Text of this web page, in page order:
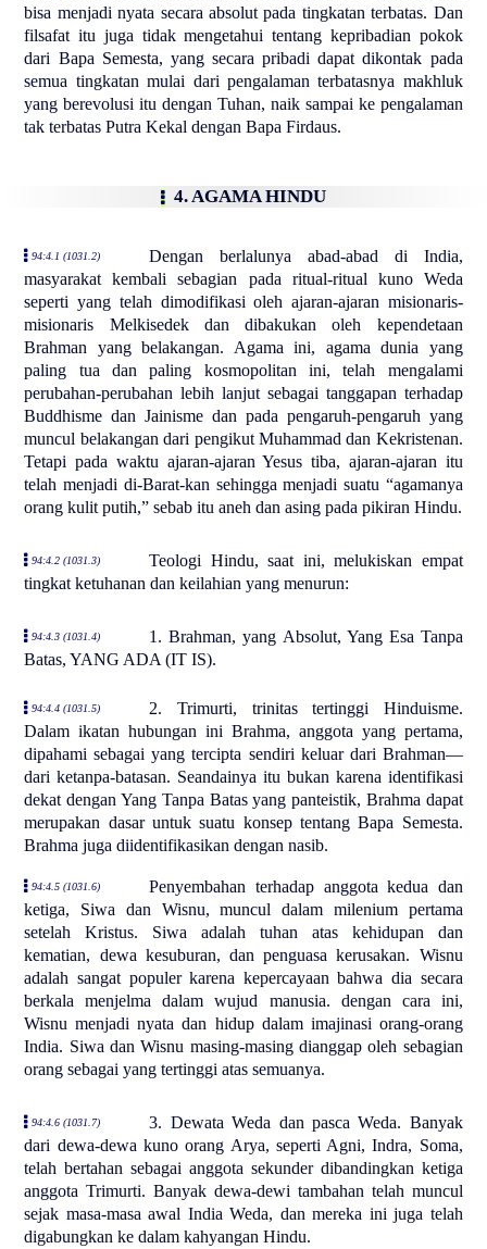
bisa menjadi nyata secara absolut pada tingkatan terbatas. Dan
filsafat itu juga tidak mengetahui tentang kepribadian pokok
dari Bapa Semesta, yang secara pribadi dapat dikontak pada
semua tingkatan mulai dari pengalaman terbatasnya makhluk
yang berevolusi itu dengan Tuhan, naik sampai ke pengalaman
tak terbatas Putra Kekal dengan Bapa Firdaus.
4. AGAMA HINDU
94:4.1 (1031.2)
Dengan berlalunya abad-abad di India,
masyarakat kembali sebagian pada ritual-ritual kuno Weda
seperti yang telah dimodifikasi oleh ajaran-ajaran misionaris-
misionaris Melkisedek dan dibakukan oleh kependetaan
Brahman yang belakangan. Agama ini, agama dunia yang
paling tua dan paling kosmopolitan ini, telah mengalami
perubahan-perubahan lebih lanjut sebagai tanggapan terhadap
Buddhisme dan Jainisme dan pada pengaruh-pengaruh yang
muncul belakangan dari pengikut Muhammad dan Kekristenan.
Tetapi pada waktu ajaran-ajaran Yesus tiba, ajaran-ajaran itu
telah menjadi di-Barat-kan sehingga menjadi suatu “agamanya
orang kulit putih,” sebab itu aneh dan asing pada pikiran Hindu.
94:4.2 (1031.3)
Teologi Hindu, saat ini, melukiskan empat
tingkat ketuhanan dan keilahian yang menurun:
94:4.3 (1031.4)
1. Brahman, yang Absolut, Yang Esa Tanpa
Batas, YANG ADA (IT IS).
94:4.4 (1031.5)
2. Trimurti, trinitas tertinggi Hinduisme.
Dalam ikatan hubungan ini Brahma, anggota yang pertama,
dipahami sebagai yang tercipta sendiri keluar dari Brahman—
dari ketanpa-batasan. Seandainya itu bukan karena identifikasi
dekat dengan Yang Tanpa Batas yang panteistik, Brahma dapat
merupakan dasar untuk suatu konsep tentang Bapa Semesta.
Brahma juga diidentifikasikan dengan nasib.
94:4.5 (1031.6)
Penyembahan terhadap anggota kedua dan
ketiga, Siwa dan Wisnu, muncul dalam milenium pertama
setelah Kristus. Siwa adalah tuhan atas kehidupan dan
kematian, dewa kesuburan, dan penguasa kerusakan. Wisnu
adalah sangat populer karena kepercayaan bahwa dia secara
berkala menjelma dalam wujud manusia. dengan cara ini,
Wisnu menjadi nyata dan hidup dalam imajinasi orang-orang
India. Siwa dan Wisnu masing-masing dianggap oleh sebagian
orang sebagai yang tertinggi atas semuanya.
94:4.6 (1031.7)
3. Dewata Weda dan pasca Weda. Banyak
dari dewa-dewa kuno orang Arya, seperti Agni, Indra, Soma,
telah bertahan sebagai anggota sekunder dibandingkan ketiga
anggota Trimurti. Banyak dewa-dewi tambahan telah muncul
sejak masa-masa awal India Weda, dan mereka ini juga telah
digabungkan ke dalam kahyangan Hindu.